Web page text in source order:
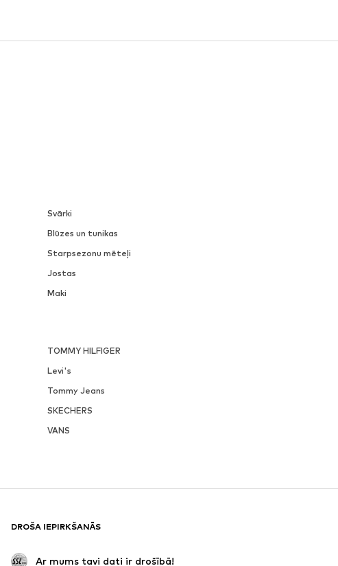
Svārki
Blūzes un tunikas
Starpsezonu mēteļi
Jostas
Maki
TOMMY HILFIGER
Levi's
Tommy Jeans
SKECHERS
VANS
DROŠA IEPIRKŠANĀS
Ar mums tavi dati ir drošībā!